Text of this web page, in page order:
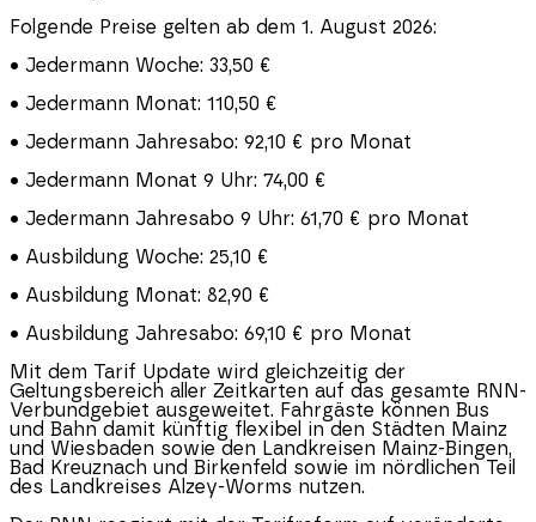
Folgende Preise gelten ab dem 1. August 2026:
• Jedermann Woche: 33,50 €
• Jedermann Monat: 110,50 €
• Jedermann Jahresabo: 92,10 € pro Monat
• Jedermann Monat 9 Uhr: 74,00 €
• Jedermann Jahresabo 9 Uhr: 61,70 € pro Monat
• Ausbildung Woche: 25,10 €
• Ausbildung Monat: 82,90 €
• Ausbildung Jahresabo: 69,10 € pro Monat
Mit dem Tarif Update wird gleichzeitig der
Geltungsbereich aller Zeitkarten auf das gesamte RNN-
Verbundgebiet ausgeweitet. Fahrgäste können Bus
und Bahn damit künftig flexibel in den Städten Mainz
und Wiesbaden sowie den Landkreisen Mainz-Bingen,
Bad Kreuznach und Birkenfeld sowie im nördlichen Teil
des Landkreises Alzey-Worms nutzen.